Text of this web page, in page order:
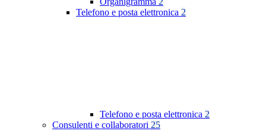
Telefono e posta elettronica 2
Telefono e posta elettronica 2
Consulenti e collaboratori 25